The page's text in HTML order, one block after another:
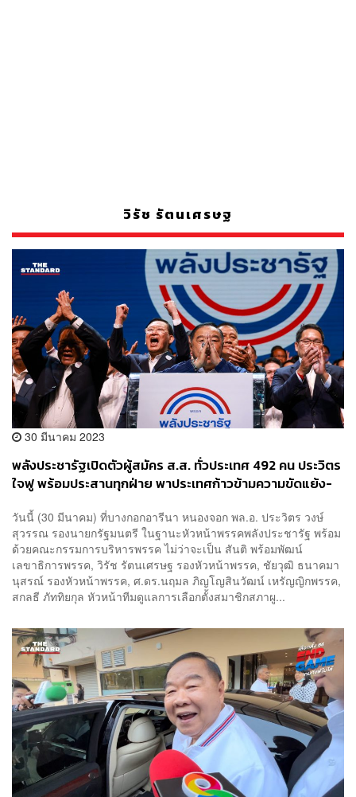
วิรัช รัตนเศรษฐ
30 มีนาคม 2023
พลังประชารัฐ​เปิดตัวผู้สมัคร ส.ส. ทั่วประเทศ 492 คน ประวิตร
ใจฟู พร้อมประสานทุกฝ่าย พาประเทศก้าวข้ามความขัดแย้ง-
วันนี้ (30 มีนาคม) ที่บางกอกอารีนา หนองจอก พล.อ. ประวิตร วงษ์
สุวรรณ รองนายกรัฐมนตรี ในฐานะหัวหน้าพรรคพลังประชารัฐ​ พร้อม
ด้วยคณะกรรมการบริหารพรรค ไม่ว่าจะเป็น สันติ พร้อมพัฒน์
เลขาธิการพรรค, วิรัช รัตนเศรษฐ รองหัวหน้าพรรค, ชัยวุฒิ ธนาคมา
นุสรณ์ รองหัวหน้าพรรค, ศ.ดร.นฤมล ภิญโญสินวัฒน์ เหรัญญิกพรรค,
สกลธี ภัททิยกุล หัวหน้าทีมดูแลการเลือกตั้งสมาชิกสภาผู...